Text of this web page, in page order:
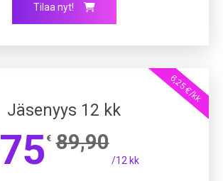
Tilaa nyt!
6,25 €/kk
Jäsenyys 12 kk
75 € 89,90
/12 kk